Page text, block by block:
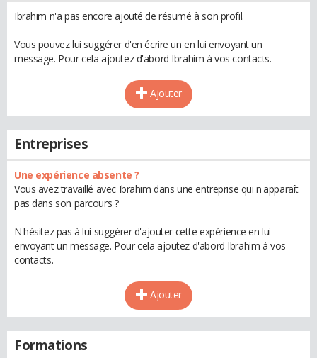
Ibrahim n'a pas encore ajouté de résumé à son profil.
Vous pouvez lui suggérer d'en écrire un en lui envoyant un
message. Pour cela ajoutez d'abord Ibrahim à vos contacts.
Ajouter
Entreprises
Une expérience absente ?
Vous avez travaillé avec Ibrahim dans une entreprise qui n'apparaît
pas dans son parcours ?
N'hésitez pas à lui suggérer d'ajouter cette expérience en lui
envoyant un message. Pour cela ajoutez d'abord Ibrahim à vos
contacts.
Ajouter
Formations